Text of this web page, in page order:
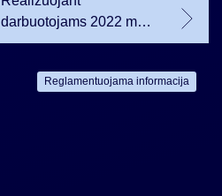
darbuotojams 2022 m.
suteiktus opcionus,
savų akcijų perleidimo
Reglamentuojama informacija